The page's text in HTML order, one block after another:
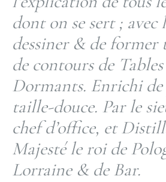
dont on se sert ; avec
dessiner & de former
de contours de
Dormants. Enrichi de
taille-douce. Par le
chef d’office, et
Majesté le roi de
Lorraine & de Bar.